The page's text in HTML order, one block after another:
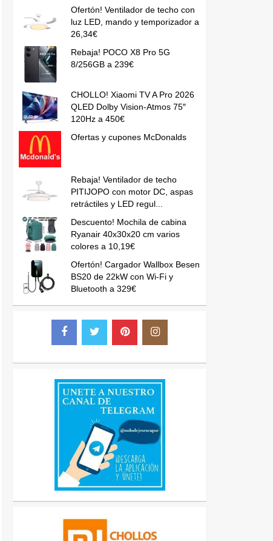
Ofertón! Ventilador de techo con
luz LED, mando y temporizador a
26,34€
Rebaja! POCO X8 Pro 5G
8/256GB a 239€
CHOLLO! Xiaomi TV A Pro 2026
QLED Dolby Vision-Atmos 75″
120Hz a 450€
Ofertas y cupones McDonalds
Rebaja! Ventilador de techo
PITIJOPO con motor DC, aspas
retráctiles y LED regul...
Descuento! Mochila de cabina
Ryanair 40x30x20 cm varios
colores a 10,19€
Ofertón! Cargador Wallbox Besen
BS20 de 22kW con Wi-Fi y
Bluetooth a 329€